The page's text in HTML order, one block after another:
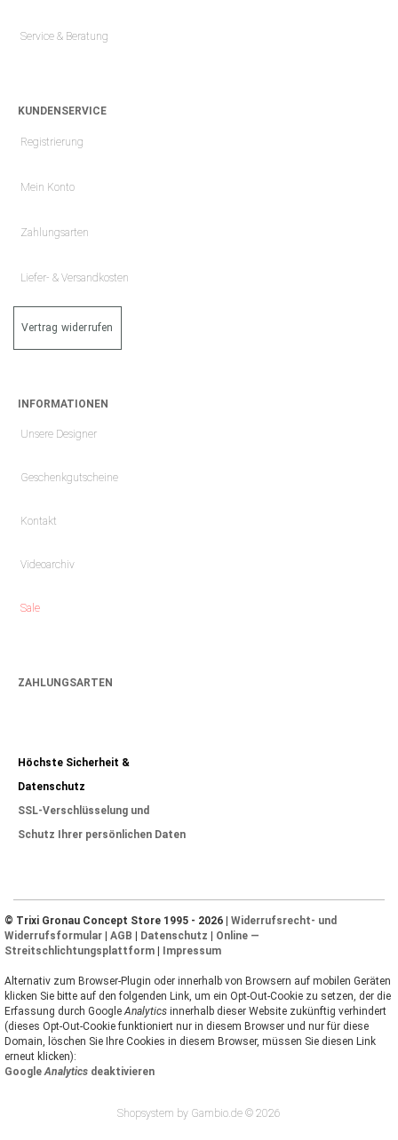
Service & Beratung
KUNDENSERVICE
Registrierung
Mein Konto
Zahlungsarten
Liefer- & Versandkosten
Vertrag widerrufen
INFORMATIONEN
Unsere Designer
Geschenkgutscheine
Kontakt
Videoarchiv
Sale
ZAHLUNGSARTEN
Höchste Sicherheit &
Datenschutz
SSL-Verschlüsselung und
Schutz Ihrer persönlichen Daten
© Trixi Gronau Concept Store 1995 - 2026 | Widerrufsrecht- und
Widerrufsformular | AGB | Datenschutz | Online —
Streitschlichtungsplattform | Impressum
Alternativ zum Browser-Plugin oder innerhalb von Browsern auf mobilen Geräten
klicken Sie bitte auf den folgenden Link, um ein Opt-Out-Cookie zu setzen, der die
Erfassung durch Google Analytics innerhalb dieser Website zukünftig verhindert
(dieses Opt-Out-Cookie funktioniert nur in diesem Browser und nur für diese
Domain, löschen Sie Ihre Cookies in diesem Browser, müssen Sie diesen Link
erneut klicken):
Google Analytics deaktivieren
Shopsystem by Gambio.de © 2026